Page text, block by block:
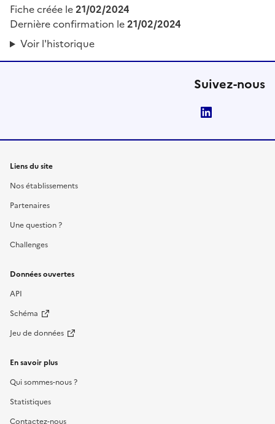
Fiche créée le21/02/2024
Dernière confirmation le21/02/2024
Voir l'historique
Suivez-nous
Liens du site
Nos établissements
Partenaires
Une question ?
Challenges
Données ouvertes
API
Schéma
Jeu de données
En savoir plus
Qui sommes-nous ?
Statistiques
Contactez-nous